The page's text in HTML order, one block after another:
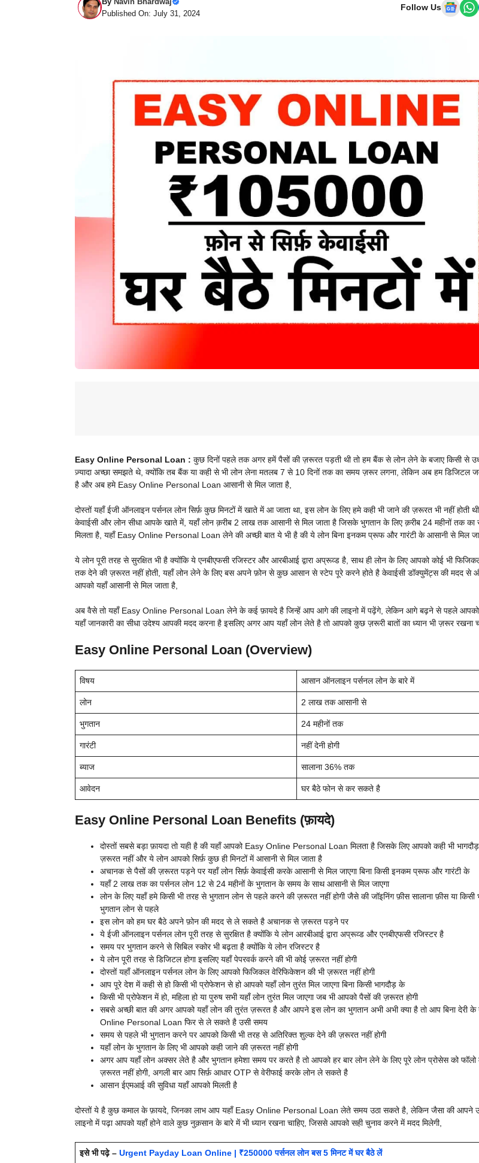
Published On: July 31, 2024
Follow Us
Easy Online Personal Loan : कुछ दिनों पहले तक अगर हमें पैसों की ज़रूरत पड़ती थी तो हम बैंक से लोन लेने के बजाए किसी से
ज़्यादा अच्छा समझते थे, क्योंकि तब बैंक या कही से भी लोन लेना मतलब 7 से 10 दिनों तक का समय ज़रूर लगना, लेकिन अब हम डिजिटल
है और अब हमे Easy Online Personal Loan आसानी से मिल जाता है,
दोस्तों यहाँ ईजी ऑनलाइन पर्सनल लोन सिर्फ़ कुछ मिनटों में खाते में आ जाता था, इस लोन के लिए हमे कही भी जाने की ज़रूरत भी नहीं होती
केवाईसी और लोन सीधा आपके खाते में, यहाँ लोन क़रीब 2 लाख तक आसानी से मिल जाता है जिसके भुगतान के लिए क़रीब 24 महीनों तक का
मिलता है, यहाँ Easy Online Personal Loan लेने की अच्छी बात ये भी है की ये लोन बिना इनकम प्रूफ और गारंटी के आसानी से मिल
ये लोन पूरी तरह से सुरक्षित भी है क्योंकि ये एनबीएफसी रजिस्टर और आरबीआई द्वारा अप्रूव्ड है, साथ ही लोन के लिए आपको कोई भी
तक देने की ज़रूरत नहीं होती, यहाँ लोन लेने के लिए बस अपने फ़ोन से कुछ आसान से स्टेप पूरे करने होते है केवाईसी डॉक्युमेंट्स की मदद से
आपको यहाँ आसानी से मिल जाता है,
अब वैसे तो यहाँ Easy Online Personal Loan लेने के कई फ़ायदे है जिन्हें आप आगे की लाइनो में पढ़ेंगे, लेकिन आगे बढ़ने से पहले आपको
यहाँ जानकारी का सीधा उदेश्य आपकी मदद करना है इसलिए अगर आप यहाँ लोन लेते है तो आपको कुछ ज़रूरी बातों का ध्यान भी ज़रूर रखना
Easy Online Personal Loan (Overview)
विषय आसान ऑनलाइन पर्सनल लोन के बारे में
लोन 2 लाख तक आसानी से
भुगतान 24 महीनों तक
गारंटी नहीं देनी होगी
ब्याज सालाना 36% तक
आवेदन घर बैठे फोन से कर सकते है
Easy Online Personal Loan Benefits (फ़ायदे)
दोस्तों सबसे बड़ा फ़ायदा तो यही है की यहाँ आपको Easy Online Personal Loan मिलता है जिसके लिए आपको कही भी
ज़रूरत नहीं और ये लोन आपको सिर्फ़ कुछ ही मिनटों में आसानी से मिल जाता है
अचानक से पैसों की ज़रूरत पड़ने पर यहाँ लोन सिर्फ़ केवाईसी करके आसानी से मिल जाएगा बिना किसी इनकम प्रूफ और गारंटी के
यहाँ 2 लाख तक का पर्सनल लोन 12 से 24 महीनों के भुगतान के समय के साथ आसानी से मिल जाएगा
लोन के लिए यहाँ हमे किसी भी तरह से भुगतान लोन से पहले करने की ज़रूरत नहीं होगी जैसे की जॉइनिंग फ़ीस सालाना फ़ीस या किसी
भुगतान लोन से पहले
इस लोन को हम घर बैठे अपने फ़ोन की मदद से ले सकते है अचानक से ज़रूरत पड़ने पर
ये ईजी ऑनलाइन पर्सनल लोन पूरी तरह से सुरक्षित है क्योंकि ये लोन आरबीआई द्वारा अप्रूव्ड और एनबीएफसी रजिस्टर है
समय पर भुगतान करने से सिबिल स्कोर भी बढ़ता है क्योंकि ये लोन रजिस्टर है
ये लोन पूरी तरह से डिजिटल होगा इसलिए यहाँ पेपरवर्क करने की भी कोई ज़रूरत नहीं होगी
दोस्तों यहाँ ऑनलाइन पर्सनल लोन के लिए आपको फिजिकल वेरिफिकेशन की भी ज़रूरत नहीं होगी
आप पूरे देश में कही से हो किसी भी प्रोफेशन से हो आपको यहाँ लोन तुरंत मिल जाएगा बिना किसी भागदौड़ के
किसी भी प्रोफेशन में हो, महिला हो या पुरुष सभी यहाँ लोन तुरंत मिल जाएगा जब भी आपको पैसों की ज़रूरत होगी
सबसे अच्छी बात की अगर आपको यहाँ लोन की तुरंत ज़रूरत है और आपने इस लोन का भुगतान अभी अभी क्या है तो आप बिना देरी
Online Personal Loan फिर से ले सकते है उसी समय
समय से पहले भी भुगतान करने पर आपको किसी भी तरह से अतिरिक्त शुल्क देने की ज़रूरत नहीं होगी
यहाँ लोन के भुगतान के लिए भी आपको कही जाने की ज़रूरत नहीं होगी
अगर आप यहाँ लोन अक्सर लेते है और भुगतान हमेशा समय पर करते है तो आपको हर बार लोन लेने के लिए पूरे लोन प्रोसेस को फॉलो
ज़रूरत नहीं होगी, अगली बार आप सिर्फ़ आधार OTP से वेरीफाई करके लोन ले सकते है
आसान ईएमआई की सुविधा यहाँ आपको मिलती है
दोस्तों ये है कुछ कमाल के फ़ायदे, जिनका लाभ आप यहाँ Easy Online Personal Loan लेते समय उठा सकते है, लेकिन जैसा की आपने
लाइनो में पढ़ा आपको यहाँ होने वाले कुछ नुक़सान के बारे में भी ध्यान रखना चाहिए, जिससे आपको सही चुनाव करने में मदद मिलेगी,
इसे भी पढ़े – Urgent Payday Loan Online | ₹250000 पर्सनल लोन बस 5 मिनट में घर बैठे लें